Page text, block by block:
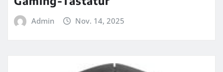
Admin Nov. 14, 2025